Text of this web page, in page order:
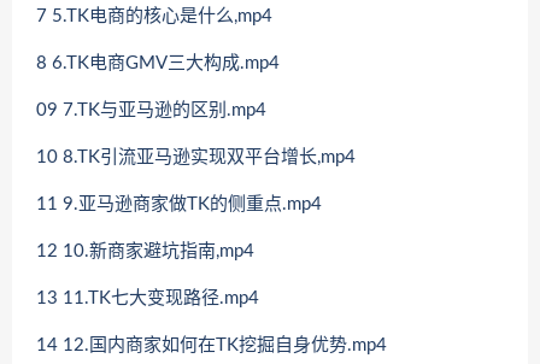
7 5.TK电商的核心是什么,mp4
8 6.TK电商GMV三大构成.mp4
09 7.TK与亚马逊的区别.mp4
10 8.TK引流亚马逊实现双平台增长,mp4
11 9.亚马逊商家做TK的侧重点.mp4
12 10.新商家避坑指南,mp4
13 11.TK七大变现路径.mp4
14 12.国内商家如何在TK挖掘自身优势.mp4